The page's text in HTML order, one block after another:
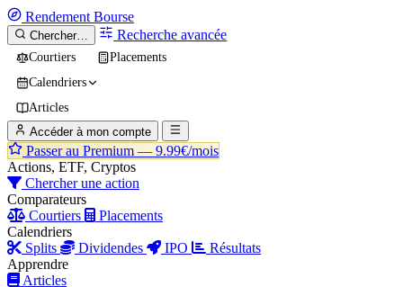
Rendement Bourse
Chercher… Recherche avancée
Courtiers
Placements
Calendriers
Articles
Accéder à mon compte
Passer au Premium — 9.99€/mois
Actions, ETF, Cryptos
Chercher une action
Comparateurs
Courtiers
Placements
Calendriers
Splits
Dividendes IPO
Résultats
Apprendre
Articles